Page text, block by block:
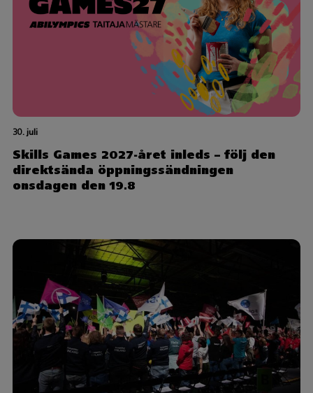
30. juli
Skills Games 2027-året inleds – följ den
direktsända öppningssändningen
onsdagen den 19.8